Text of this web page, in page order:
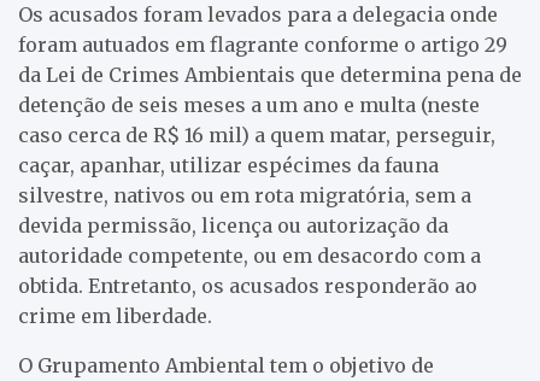
Os acusados foram levados para a delegacia onde
foram autuados em flagrante conforme o artigo 29
da Lei de Crimes Ambientais que determina pena de
detenção de seis meses a um ano e multa (neste
caso cerca de R$ 16 mil) a quem matar, perseguir,
caçar, apanhar, utilizar espécimes da fauna
silvestre, nativos ou em rota migratória, sem a
devida permissão, licença ou autorização da
autoridade competente, ou em desacordo com a
obtida. Entretanto, os acusados responderão ao
crime em liberdade.
O Grupamento Ambiental tem o objetivo de